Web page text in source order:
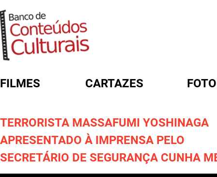
FILMES CARTAZES
TERRORISTA MASSAFUMI YOSHINAGA
APRESENTADO À IMPRENSA PELO
SECRETÁRIO DE SEGURANÇA CUNHA